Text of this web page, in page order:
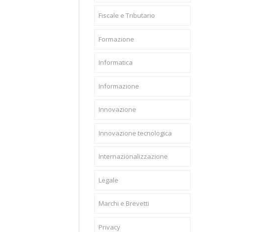
Fiscale e Tributario
Formazione
Informatica
Informazione
Innovazione
Innovazione tecnologica
Internazionalizzazione
Legale
Marchi e Brevetti
Privacy